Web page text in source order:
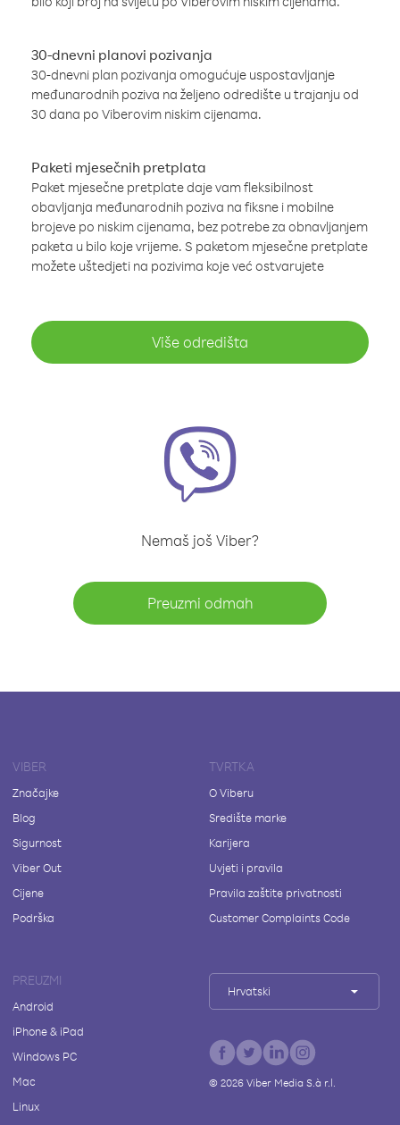
30-dnevni planovi pozivanja
30-dnevni plan pozivanja omogućuje uspostavljanje
međunarodnih poziva na željeno odredište u trajanju od
30 dana po Viberovim niskim cijenama.
Paketi mjesečnih pretplata
Paket mjesečne pretplate daje vam fleksibilnost
obavljanja međunarodnih poziva na fiksne i mobilne
brojeve po niskim cijenama, bez potrebe za obnavljanjem
paketa u bilo koje vrijeme. S paketom mjesečne pretplate
možete uštedjeti na pozivima koje već ostvarujete
Više odredišta
Nemaš još Viber?
Preuzmi odmah
VIBER
Značajke
Blog
Sigurnost
Viber Out
Cijene
Podrška
TVRTKA
O Viberu
Središte marke
Karijera
Uvjeti i pravila
Pravila zaštite privatnosti
Customer Complaints Code
PREUZMI
Android
iPhone & iPad
Windows PC
Mac
Linux
Hrvatski
© 2026Viber Media S.à r.l.